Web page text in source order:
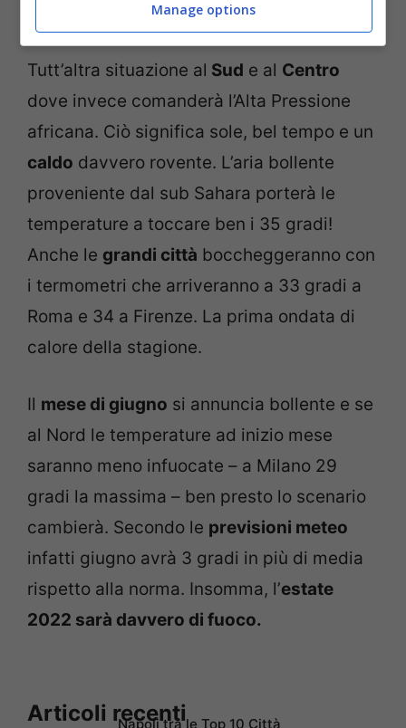
Tutt’altra situazione al Sud e al Centro
dove invece comanderà l’Alta Pressione
africana. Ciò significa sole, bel tempo e un
caldo davvero rovente. L’aria bollente
proveniente dal sub Sahara porterà le
temperature a toccare ben i 35 gradi!
Anche le grandi città boccheggeranno con
i termometri che arriveranno a 33 gradi a
Roma e 34 a Firenze. La prima ondata di
calore della stagione.
Il mese di giugno si annuncia bollente e se
al Nord le temperature ad inizio mese
saranno meno infuocate – a Milano 29
gradi la massima – ben presto lo scenario
cambierà. Secondo le previsioni meteo
infatti giugno avrà 3 gradi in più di media
rispetto alla norma. Insomma, l’estate
2022 sarà davvero di fuoco.
Articoli recentiNapoli tra le Top 10 Città
Manage options